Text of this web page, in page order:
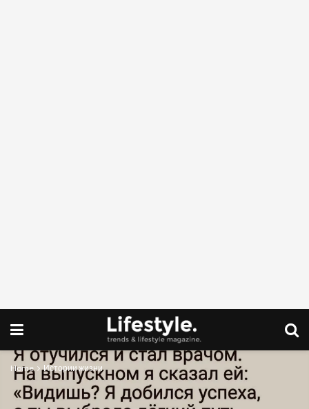
Home Истории жизни